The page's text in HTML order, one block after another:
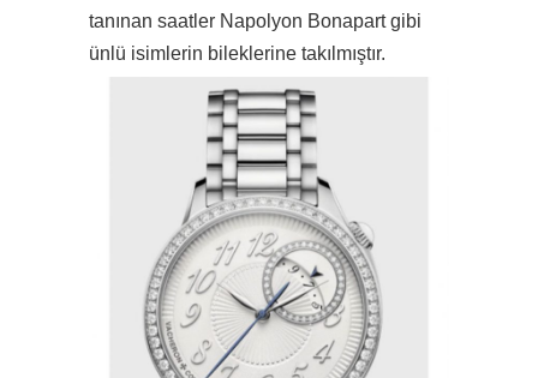
tanınan saatler Napolyon Bonapart gibi
ünlü isimlerin bileklerine takılmıştır.